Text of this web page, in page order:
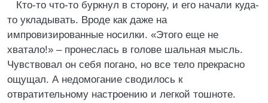
Кто-то что-то буркнул в сторону, и его начали куда-
то укладывать. Вроде как даже на
импровизированные носилки. «Этого еще не
хватало!» – пронеслась в голове шальная мысль.
Чувствовал он себя погано, но все тело прекрасно
ощущал. А недомогание сводилось к
отвратительному настроению и легкой тошноте.